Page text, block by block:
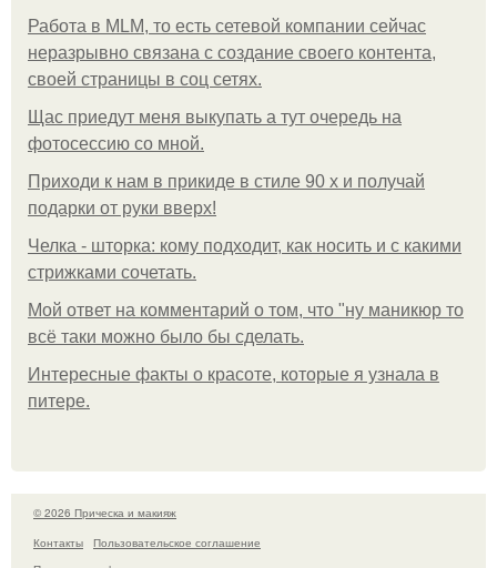
Работа в MLM, то есть сетевой компании сейчас
неразрывно связана с создание своего контента,
своей страницы в соц сетях.
Щас приедут меня выкупать а тут очередь на
фотосессию со мной.
Приходи к нам в прикиде в стиле 90 х и получай
подарки от руки вверх!
Челка - шторка: кому подходит, как носить и с какими
стрижками сочетать.
Мой ответ на комментарий о том, что "ну маникюр то
всё таки можно было бы сделать.
Интересные факты о красоте, которые я узнала в
питере.
© 2026 Прическа и макияж
Контакты
Пользовательское соглашение